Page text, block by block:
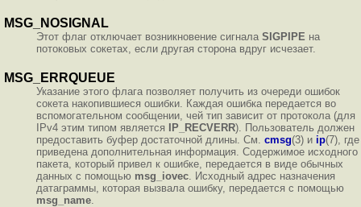
MSG_NOSIGNAL
Этот флаг отключает возникновение сигнала SIGPIPE на
потоковых сокетах, если другая сторона вдруг исчезает.
MSG_ERRQUEUE
Указание этого флага позволяет получить из очереди ошибок
сокета накопившиеся ошибки. Каждая ошибка передается во
вспомогательном сообщении, чей тип зависит от протокола (для
IPv4 этим типом является IP_RECVERR). Пользователь должен
предоставить буфер достаточной длины. См. cmsg(3) и ip(7), где
приведена дополнительная информация. Содержимое исходного
пакета, который привел к ошибке, передается в виде обычных
данных с помощью msg_iovec . Исходный адрес назначения
датаграммы, которая вызвала ошибку, передается с помощью
msg_name